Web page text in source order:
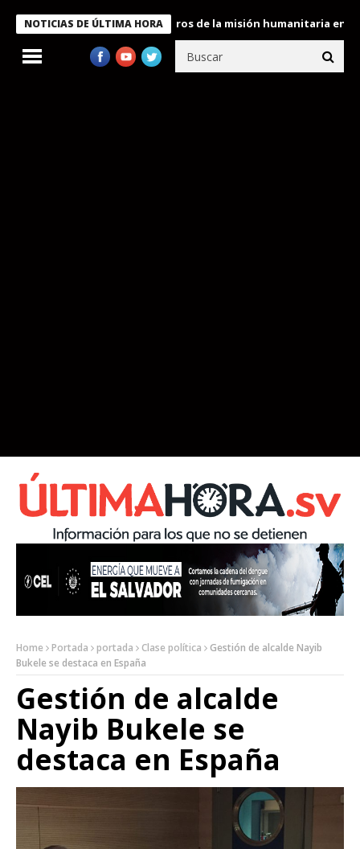
NOTICIAS DE ÚLTIMA HORA
Bukele condecora a miembros de la misión humanitaria enviada
Home Portada portada Clase política
Gestión de alcalde Nayib
Bukele se destaca en España
Gestión de alcalde
Nayib Bukele se
destaca en España